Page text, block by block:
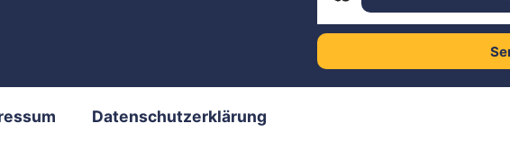
Datenschutzerklärung